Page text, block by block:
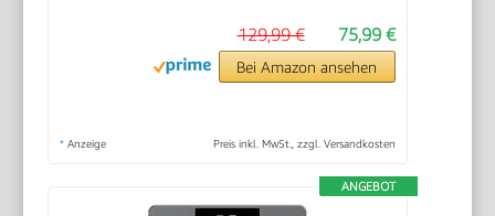
75,99 €
129,99 €
Bei Amazon ansehen
* Anzeige Preis inkl. MwSt., zzgl. Versandkosten
ANGEBOT